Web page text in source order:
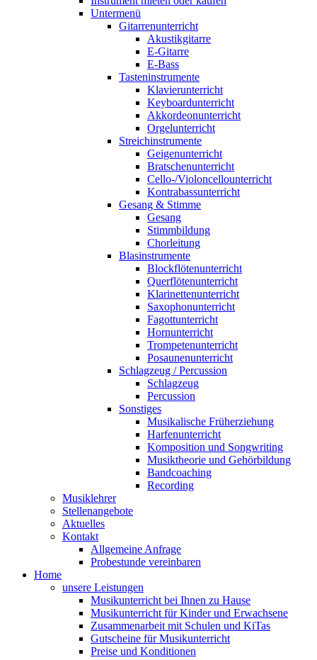
Untermenü
Gitarrenunterricht
Akustikgitarre
E-Gitarre
E-Bass
Tasteninstrumente
Klavierunterricht
Keyboardunterricht
Akkordeonunterricht
Orgelunterricht
Streichinstrumente
Geigenunterricht
Bratschenunterricht
Cello-/Violoncellounterricht
Kontrabassunterricht
Gesang & Stimme
Gesang
Stimmbildung
Chorleitung
Blasinstrumente
Blockflötenunterricht
Querflötenunterricht
Klarinettenunterricht
Saxophonunterricht
Fagottunterricht
Hornunterricht
Trompetenunterricht
Posaunenunterricht
Schlagzeug / Percussion
Schlagzeug
Percussion
Sonstiges
Musikalische Früherziehung
Harfenunterricht
Komposition und Songwriting
Musiktheorie und Gehörbildung
Bandcoaching
Recording
Musiklehrer
Stellenangebote
Aktuelles
Kontakt
Allgemeine Anfrage
Probestunde vereinbaren
Home
unsere Leistungen
Musikunterricht bei Ihnen zu Hause
Musikunterricht für Kinder und Erwachsene
Zusammenarbeit mit Schulen und KiTas
Gutscheine für Musikunterricht
Preise und Konditionen